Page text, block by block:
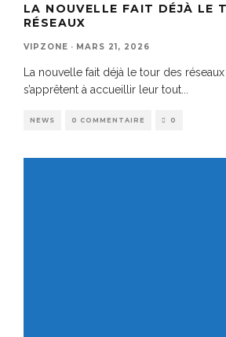
LA NOUVELLE FAIT DÉJÀ LE
RÉSEAUX
VIPZONE · MARS 21, 2026
La nouvelle fait déjà le tour des
s’apprêtent à accueillir leur tout
NEWS 0 COMMENTAIRE 0